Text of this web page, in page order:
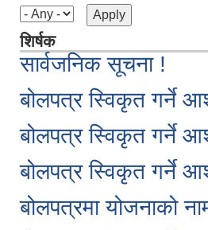
शिर्षक
सार्वजनिक सूचना !
बोलपत्र स्विकृत गर्ने
बोलपत्र स्विकृत गर्ने
बोलपत्र स्विकृत गर्ने
बोलपत्रमा योजनाको